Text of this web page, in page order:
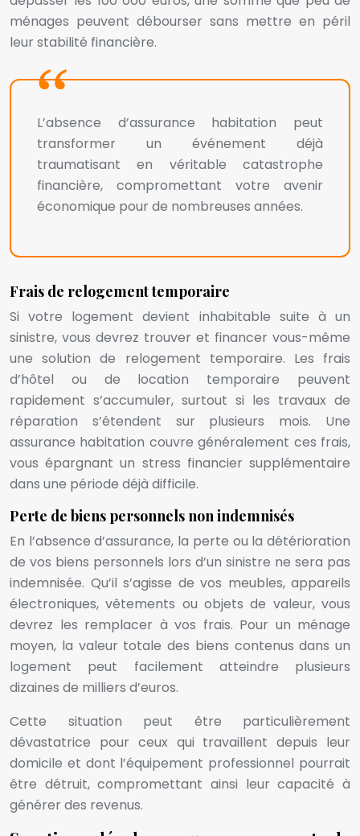
ménages peuvent débourser sans mettre en péril
leur stabilité financière.
L’absence d’assurance habitation peut
transformer un événement déjà
traumatisant en véritable catastrophe
financière, compromettant votre avenir
économique pour de nombreuses années.
Frais de relogement temporaire
Si votre logement devient inhabitable suite à un
sinistre, vous devrez trouver et financer vous-même
une solution de relogement temporaire. Les frais
d’hôtel ou de location temporaire peuvent
rapidement s’accumuler, surtout si les travaux de
réparation s’étendent sur plusieurs mois. Une
assurance habitation couvre généralement ces frais,
vous épargnant un stress financier supplémentaire
dans une période déjà difficile.
Perte de biens personnels non indemnisés
En l’absence d’assurance, la perte ou la détérioration
de vos biens personnels lors d’un sinistre ne sera pas
indemnisée. Qu’il s’agisse de vos meubles, appareils
électroniques, vêtements ou objets de valeur, vous
devrez les remplacer à vos frais. Pour un ménage
moyen, la valeur totale des biens contenus dans un
logement peut facilement atteindre plusieurs
dizaines de milliers d’euros.
Cette situation peut être particulièrement
dévastatrice pour ceux qui travaillent depuis leur
domicile et dont l’équipement professionnel pourrait
être détruit, compromettant ainsi leur capacité à
générer des revenus.